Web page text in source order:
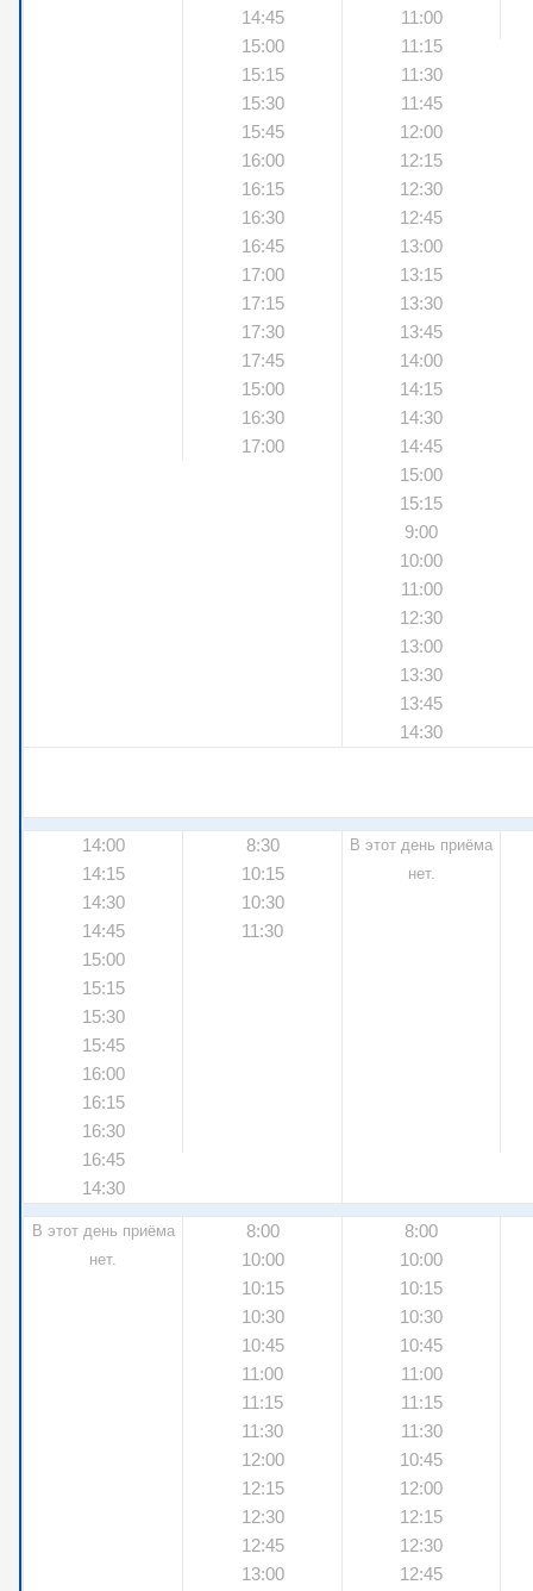
14:45
15:00
15:15
15:30
15:45
16:00
16:15
16:30
16:45
17:00
17:15
17:30
17:45
15:00
16:30
17:00
11:00
11:15
11:30
11:45
12:00
12:15
12:30
12:45
13:00
13:15
13:30
13:45
14:00
14:15
14:30
14:45
15:00
15:15
9:00
10:00
11:00
12:30
13:00
13:30
13:45
14:30
14:00
14:15
14:30
14:45
15:00
15:15
15:30
15:45
16:00
16:15
16:30
16:45
14:30
8:30
10:15
10:30
11:30
В этот день приёма
нет.
В этот день приёма
нет.
8:00
10:00
10:15
10:30
10:45
11:00
11:15
11:30
12:00
12:15
12:30
12:45
13:00
8:00
10:00
10:15
10:30
10:45
11:00
11:15
11:30
10:45
12:00
12:15
12:30
12:45